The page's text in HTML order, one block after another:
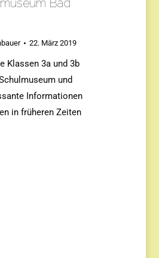
Bad
22. März 2019
Klassen 3a und 3b
und
Informationen
in früheren Zeiten